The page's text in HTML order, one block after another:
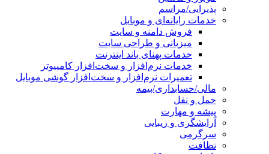
پذیرایی/مراسم
خدمات رایانه‌ای و موبایل
فروش دامنه و سایت
میزبانی و طراحی سایت
خدمات پهنای باند اینترنت
خدمات نرم‌افزار و سخت‌افزار کامپیوتر
تعمیرات نرم‌افزار و سخت‌افزار گوشی موبایل
مالی/حسابداری/بیمه
حمل و نقل
پیشه و مهارت
آرایشگری و زیبایی
سرگرمی
نظافت